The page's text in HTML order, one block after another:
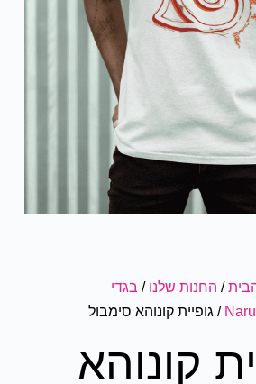
/ החנות שלנו / בגדי
/ גופיית קונוהא סימבול
קונוהא